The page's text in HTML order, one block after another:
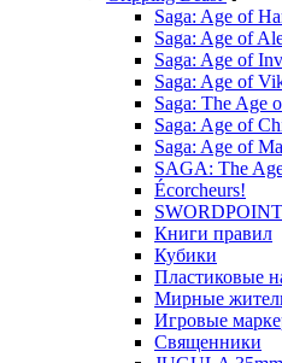
Saga: Age of
Saga: Age of
Saga: Age of
Saga: Age of
Saga: The Age
Saga: Age of
Saga: Age of
SAGA: The
Écorcheurs!
SWORDPOINT
Книги правил
Кубики
Пластиковые
Мирные
Игровые
Священники